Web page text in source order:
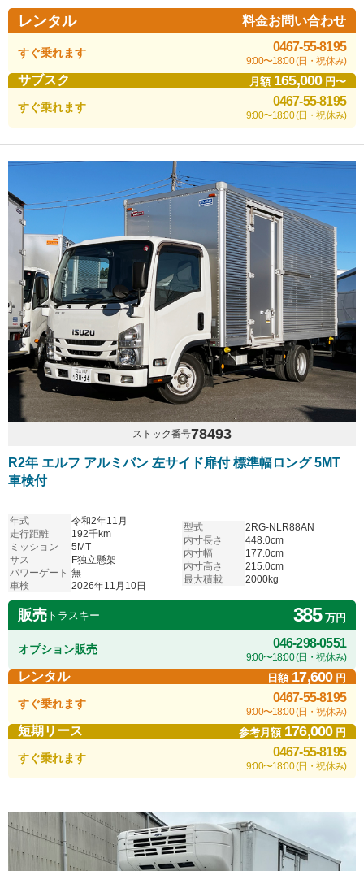
レンタル 料金お問い合わせ
すぐ乗れます 0467-55-8195
9:00〜18:00 (日・祝休み)
サブスク 月額 165,000円〜
すぐ乗れます 0467-55-8195
9:00〜18:00 (日・祝休み)
ストック番号78493
R2年 エルフ アルミバン 左サイド扉付 標準幅ロング 5MT
車検付
年式
令和2年11月
走行距離
192千km
ミッション
5MT
サス
F独立懸架
パワーゲート 無
車検
2026年11月10日
型式
2RG-NLR88AN
内寸長さ
448.0cm
内寸幅
177.0cm
内寸高さ
215.0cm
最大積載
2000kg
販売 トラスキー 385万円
オプション販売 046-298-0551
9:00〜18:00 (日・祝休み)
レンタル 日額 17,600円
すぐ乗れます 0467-55-8195
9:00〜18:00 (日・祝休み)
短期リース 参考月額 176,000円
すぐ乗れます 0467-55-8195
9:00〜18:00 (日・祝休み)